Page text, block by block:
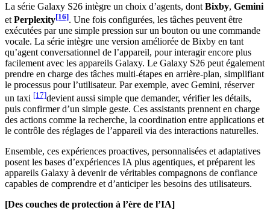
La série Galaxy S26 intègre un choix d’agents, dont Bixby, Gemini
et Perplexity[16]. Une fois configurées, les tâches peuvent être
exécutées par une simple pression sur un bouton ou une commande
vocale. La série intègre une version améliorée de Bixby en tant
qu’agent conversationnel de l’appareil, pour interagir encore plus
facilement avec les appareils Galaxy. Le Galaxy S26 peut également
prendre en charge des tâches multi-étapes en arrière-plan, simplifiant
le processus pour l’utilisateur. Par exemple, avec Gemini, réserver
un taxi [17]devient aussi simple que demander, vérifier les détails,
puis confirmer d’un simple geste. Ces assistants prennent en charge
des actions comme la recherche, la coordination entre applications et
le contrôle des réglages de l’appareil via des interactions naturelles.
Ensemble, ces expériences proactives, personnalisées et adaptatives
posent les bases d’expériences IA plus agentiques, et préparent les
appareils Galaxy à devenir de véritables compagnons de confiance
capables de comprendre et d’anticiper les besoins des utilisateurs.
[Des couches de protection à l’ère de l’IA]